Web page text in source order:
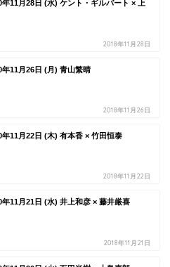
年11月28日 (水) ケント・ギルバート × 上
2018年11月28日
年11月26日 (月) 青山繁晴
2018年11月26日
年11月22日 (木) 有本香 × 竹田恒泰
2018年11月22日
年11月21日 (水) 井上和彦 × 藤井厳喜
2018年11月21日